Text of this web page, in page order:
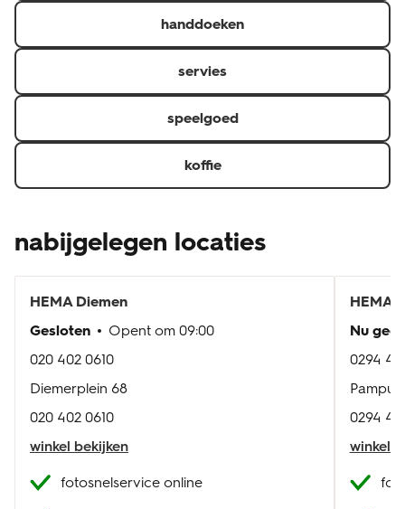
handdoeken
servies
speelgoed
koffie
nabijgelegen locaties
HEMA Diemen
Gesloten
Opent om 09:00
020 402 0610
Diemerplein 68
020 402 0610
winkel bekijken
fotosnelservice online
HEMA
Nu
0294
0294
winkel